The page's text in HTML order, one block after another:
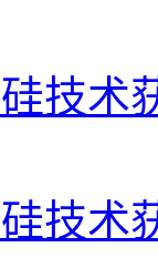
技术
技术